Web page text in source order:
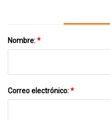
Nombre:*
Correo electrónico:*